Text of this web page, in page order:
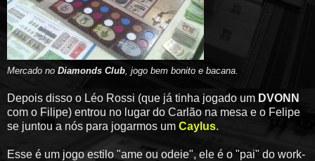
Mercado no Diamonds Club , jogo bem bonito e bacana
Depois disso o Léo Rossi (que já tinha jogado um DVONN
com o Filipe) entrou no lugar do Carlão na mesa e o Felipe
se juntou a nós para jogarmos um Caylus.
Esse é um jogo estilo "ame ou odeie", ele é o "pai" do work-